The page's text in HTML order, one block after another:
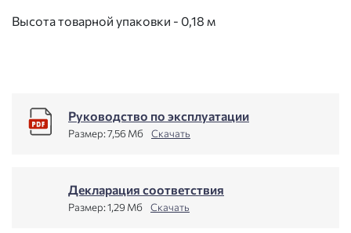
Высота товарной упаковки - 0,18 м
Руководство по эксплуатации
Размер:7,56 Мб Скачать
Декларация соответствия
Размер:1,29 Мб Скачать